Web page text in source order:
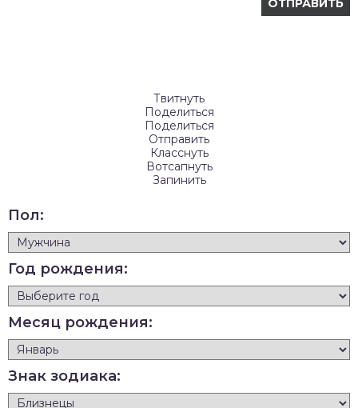
Твитнуть
Поделиться
Поделиться
Отправить
Класснуть
Вотсапнуть
Запинить
Пол:
Год рождения:
Месяц рождения:
Знак зодиака: